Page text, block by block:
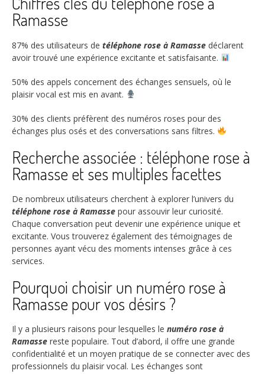
Ramasse
87% des utilisateurs de téléphone rose à Ramasse déclarent
avoir trouvé une expérience excitante et satisfaisante.
50% des appels concernent des échanges sensuels, où le
plaisir vocal est mis en avant.
30% des clients préfèrent des numéros roses pour des
échanges plus osés et des conversations sans filtres.
Recherche associée : téléphone rose à
Ramasse et ses multiples facettes
De nombreux utilisateurs cherchent à explorer l’univers du
téléphone rose à Ramasse pour assouvir leur curiosité.
Chaque conversation peut devenir une expérience unique et
excitante. Vous trouverez également des témoignages de
personnes ayant vécu des moments intenses grâce à ces
services.
Pourquoi choisir un numéro rose à
Ramasse pour vos désirs ?
Il y a plusieurs raisons pour lesquelles le numéro rose à
Ramasse reste populaire. Tout d’abord, il offre une grande
confidentialité et un moyen pratique de se connecter avec des
professionnels du plaisir vocal. Les échanges sont